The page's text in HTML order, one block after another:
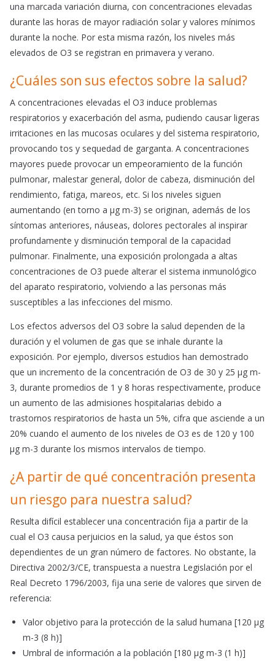
una marcada variación diurna, con concentraciones elevadas
durante las horas de mayor radiación solar y valores mínimos
durante la noche. Por esta misma razón, los niveles más
elevados de O3 se registran en primavera y verano.
¿Cuáles son sus efectos sobre la salud?
A concentraciones elevadas el O3 induce problemas
respiratorios y exacerbación del asma, pudiendo causar ligeras
irritaciones en las mucosas oculares y del sistema respiratorio,
provocando tos y sequedad de garganta. A concentraciones
mayores puede provocar un empeoramiento de la función
pulmonar, malestar general, dolor de cabeza, disminución del
rendimiento, fatiga, mareos, etc. Si los niveles siguen
aumentando (en torno a μg m-3) se originan, además de los
síntomas anteriores, náuseas, dolores pectorales al inspirar
profundamente y disminución temporal de la capacidad
pulmonar. Finalmente, una exposición prolongada a altas
concentraciones de O3 puede alterar el sistema inmunológico
del aparato respiratorio, volviendo a las personas más
susceptibles a las infecciones del mismo.
Los efectos adversos del O3 sobre la salud dependen de la
duración y el volumen de gas que se inhale durante la
exposición. Por ejemplo, diversos estudios han demostrado
que un incremento de la concentración de O3 de 30 y 25 μg m-
3, durante promedios de 1 y 8 horas respectivamente, produce
un aumento de las admisiones hospitalarias debido a
trastornos respiratorios de hasta un 5%, cifra que asciende a un
20% cuando el aumento de los niveles de O3 es de 120 y 100
μg m-3 durante los mismos intervalos de tiempo.
¿A partir de qué concentración presenta
un riesgo para nuestra salud?
Resulta difícil establecer una concentración fija a partir de la
cual el O3 causa perjuicios en la salud, ya que éstos son
dependientes de un gran número de factores. No obstante, la
Directiva 2002/3/CE, transpuesta a nuestra Legislación por el
Real Decreto 1796/2003, fija una serie de valores que sirven de
referencia:
Valor objetivo para la protección de la salud humana [120 μg
m-3 (8 h)]
Umbral de información a la población [180 μg m-3 (1 h)]